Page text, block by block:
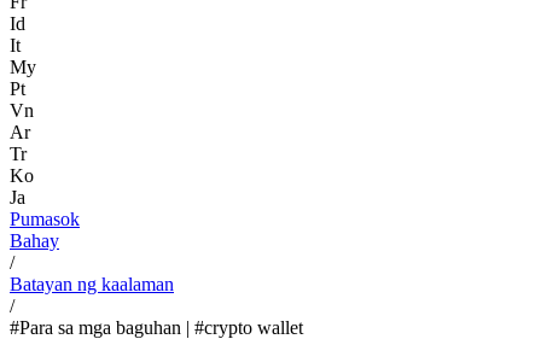
Id
It
My
Pt
Vn
Ar
Tr
Ko
Ja
Pumasok
Bahay
/
Batayan ng kaalaman
/
#Para sa mga baguhan | #crypto wallet